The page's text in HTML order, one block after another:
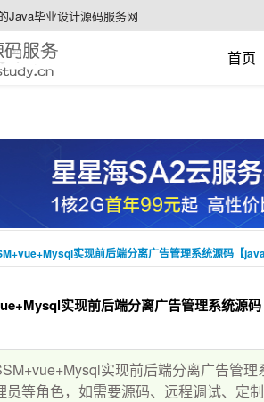
Java毕业设计源码服务网
首页
实现前后端分离广告管理系统源码【
实现前后端分离广告管理系统源
实现前后端分离广告管
员等角色，如需要源码、远程调试、定